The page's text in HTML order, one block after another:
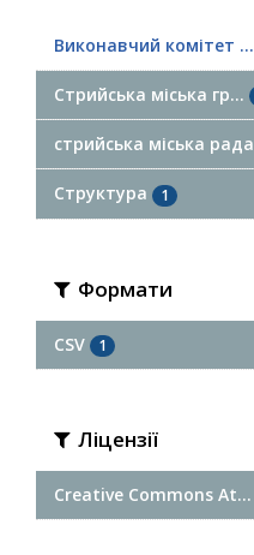
Виконавчий комітет ...
Стрийська міська гр...
стрийська міська рада
Структура 1
Формати
CSV 1
Ліцензії
Creative Commons At...